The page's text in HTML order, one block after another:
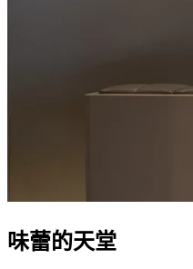
味蕾的天堂